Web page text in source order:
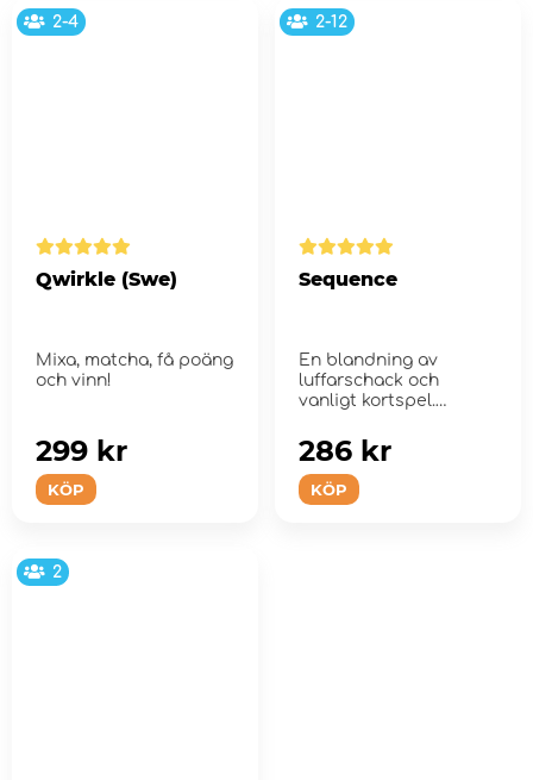
2-4
Qwirkle (Swe)
Mixa, matcha, få poäng
och vinn!
KÖP
299 kr
2-12
Sequence
En blandning av
luffarschack och
vanligt kortspel.
KÖP
286 kr
2